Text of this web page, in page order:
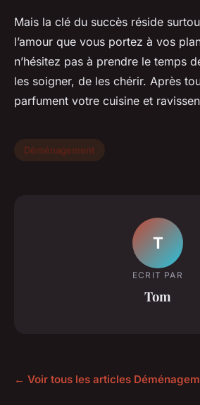
Mais la clé du succès réside
l’amour que vous portez à vos
n’hésitez pas à prendre le temps
les soigner, de les chérir. Après
parfument votre cuisine et
Déménagement
T
ECRIT PAR
Tom
← Voir tous les articles